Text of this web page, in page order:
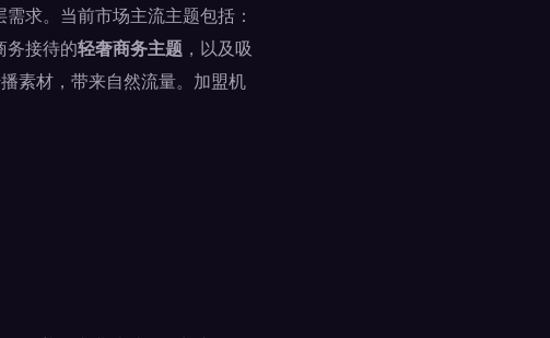
求。当前市场主流主题包括：
务接待的轻奢商务主题 ，以及吸
素材，带来自然流量。加盟机